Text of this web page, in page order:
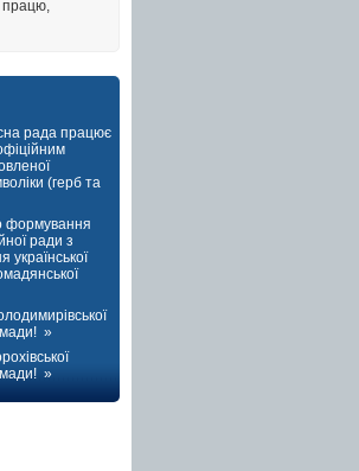
працю,
рада працює
(герб та
ради з
української
»
»